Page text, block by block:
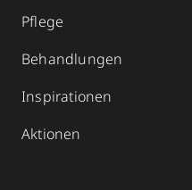
Pflege
Behandlungen
Inspirationen
Aktionen